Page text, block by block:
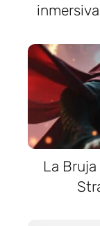
La